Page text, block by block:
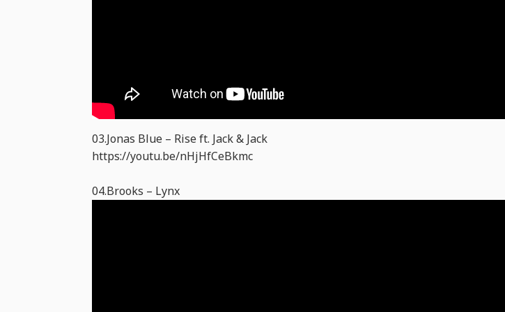
03.Jonas Blue – Rise ft. Jack & Jack
https://youtu.be/nHjHfCeBkmc
04.Brooks – Lynx